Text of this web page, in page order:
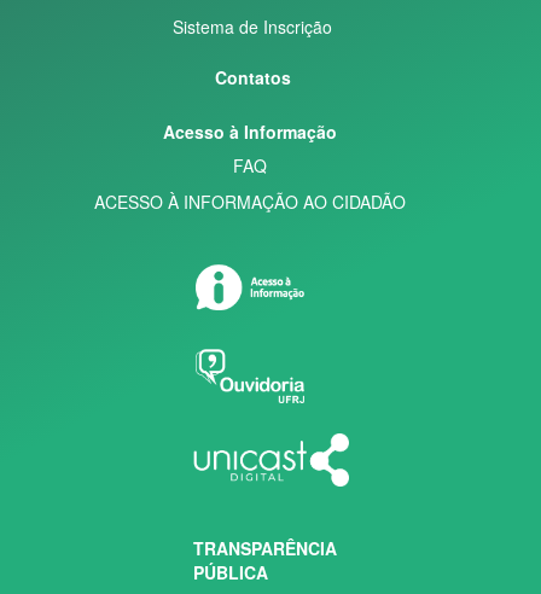
Sistema de Inscrição
Contatos
Acesso à Informação
FAQ
ACESSO À INFORMAÇÃO AO CIDADÃO
TRANSPARÊNCIA
PÚBLICA